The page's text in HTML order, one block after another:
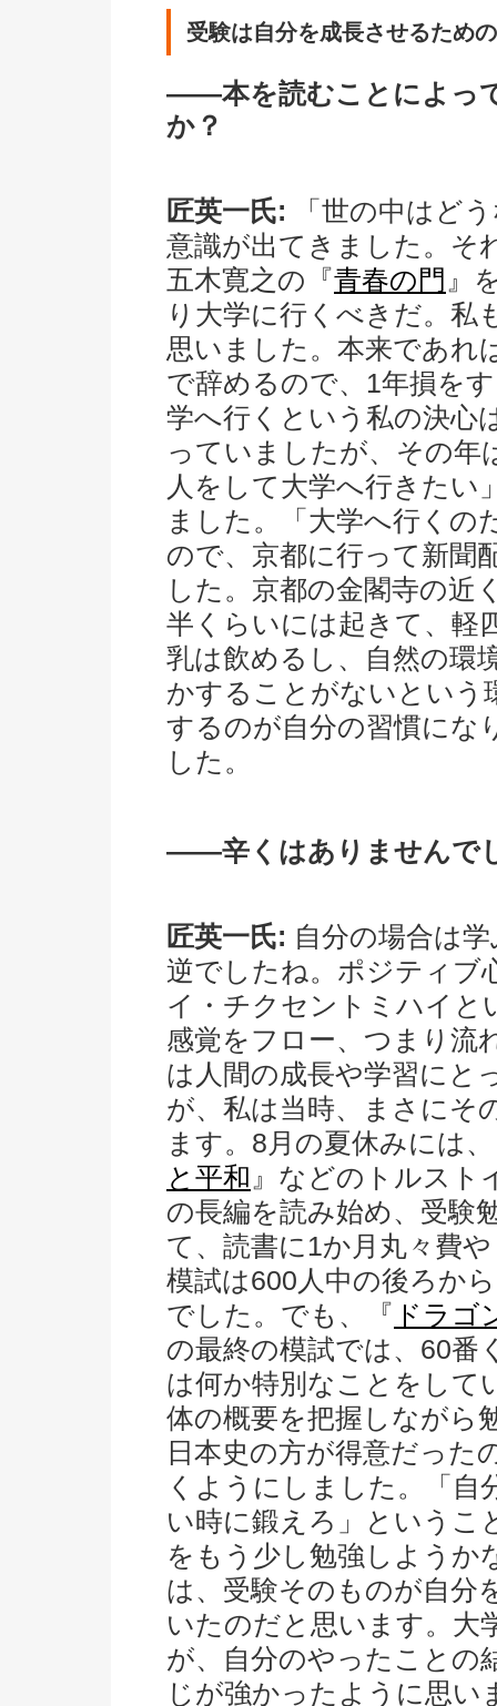
受験は自分を成長させるため
――本を読むことによっ
か？
匠英一氏: 「世の中はど
意識が出てきました。そ
五木寛之の『青春の門 』
り大学に行くべきだ。私
思いました。本来であれ
で辞めるので、1年損を
学へ行くという私の決心
っていましたが、その年
人をして大学へ行きたい
ました。「大学へ行くの
ので、京都に行って新聞
した。京都の金閣寺の近
半くらいには起きて、軽
乳は飲めるし、自然の環
かすることがないという
するのが自分の習慣にな
した。
――辛くはありませんで
匠英一氏: 自分の場合は
逆でしたね。ポジティブ
イ・チクセントミハイと
感覚をフロー、つまり流
は人間の成長や学習にと
が、私は当時、まさにそ
ます。8月の夏休みには
と平和 』などのトルスト
の長編を読み始め、受験
て、読書に1か月丸々費
模試は600人中の後ろか
でした。でも、『 ドラゴ
の最終の模試では、60番
は何か特別なことをして
体の概要を把握しながら
日本史の方が得意だった
くようにしました。「自
い時に鍛えろ」というこ
をもう少し勉強しようか
は、受験そのものが自分
いたのだと思います。大
が、自分のやったことの
じが強かったように思い